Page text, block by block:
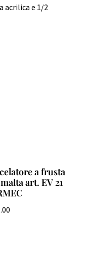
acrilica e 1/2
a frusta
art. EV 21